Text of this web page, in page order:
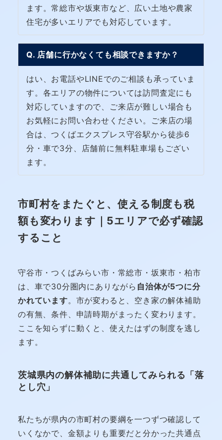
ます。常総市や坂東市など、広い土地や農家
住宅が多いエリアでも対応しています。
Q. 店舗に行かなくても相談できますか？
はい、お電話やLINEでのご相談も承っていま
す。各エリアの物件については訪問査定にも
対応していますので、ご来店が難しい場合も
お気軽にお問い合わせください。ご来店の場
合は、つくばエクスプレス守谷駅から徒歩6
分・車で3分、店舗前に無料駐車場もござい
ます。
市町村をまたぐと、使える制度も税
額も変わります｜5エリアで必ず確認
すること
守谷市・つくばみらい市・常総市・坂東市・柏市
は、車で30分圏内にありながら 自治体が5つに分
かれています。市が変わると、空き家の解体補助
の有無、条件、申請時期がまったく変わります。
ここを知らずに動くと、使えたはずの制度を逃し
ます。
茨城県内の解体補助に共通してみられる「落
とし穴」
私たちが県内の市町村の要綱を一つずつ確認して
いくなかで、金額よりも重要だと分かった共通点